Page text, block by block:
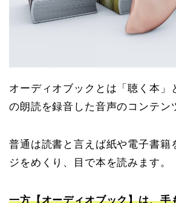
オーディオブックとは「聴く本」
の朗読を録音した音声のコンテン
普通は読書と言えば紙や電子書籍
ジをめくり、目で本を読みます。
一方【オーディオブック】は、手